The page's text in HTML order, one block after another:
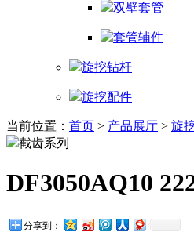
双壁套管
套管辅件
旋挖钻杆
旋挖配件
当前位置： 首页 > 产品展厅 > 旋
截齿系列
DF3050AQ10
分享到：